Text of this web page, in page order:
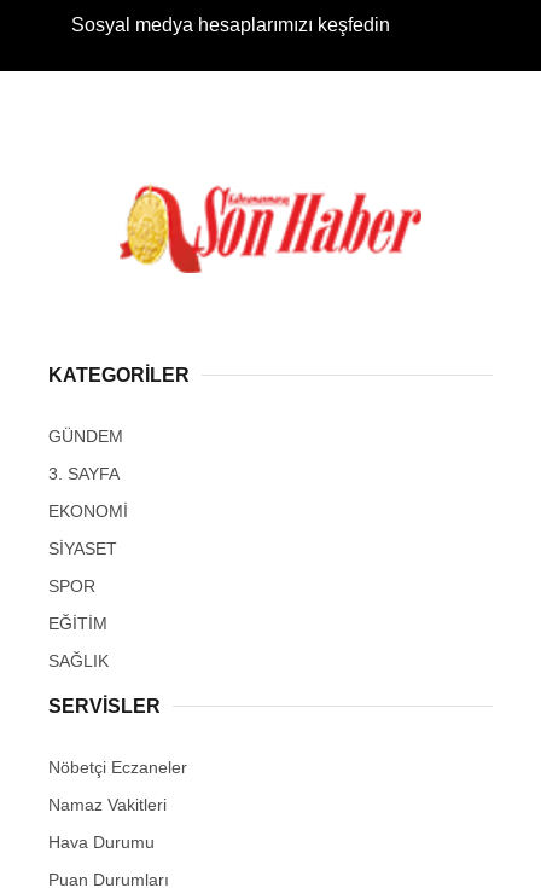
Sosyal medya hesaplarımızı keşfedin
KATEGORİLER
GÜNDEM
3. SAYFA
EKONOMİ
SİYASET
SPOR
EĞİTİM
SAĞLIK
SERVİSLER
Nöbetçi Eczaneler
Namaz Vakitleri
Hava Durumu
Puan Durumları